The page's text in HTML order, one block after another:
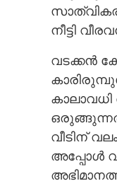
നീട്ടി
വടക്കൻ
വീടിന്
അപ്പോൾ